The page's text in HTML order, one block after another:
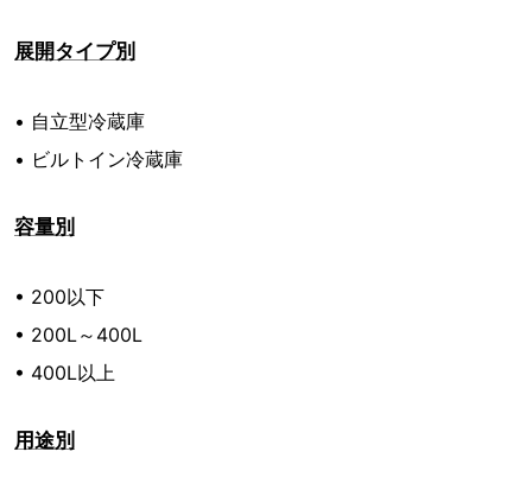
展開タイプ別
• 自立型冷蔵庫
• ビルトイン冷蔵庫
容量別
• 200以下
• 200L～400L
• 400L以上
用途別